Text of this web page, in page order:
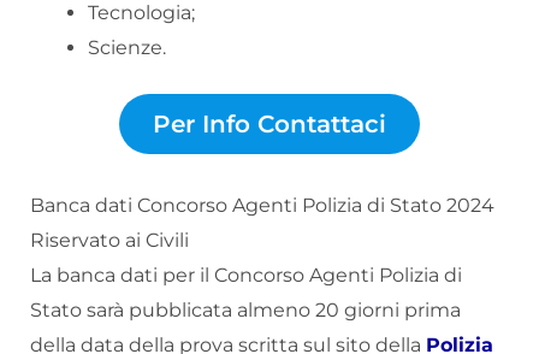
Tecnologia;
Scienze.
Per Info Contattaci
Banca dati Concorso Agenti Polizia di Stato 2024
Riservato ai Civili
La banca dati per il Concorso Agenti Polizia di
Stato sarà pubblicata almeno 20 giorni prima
della data della prova scritta sul sito della Polizia